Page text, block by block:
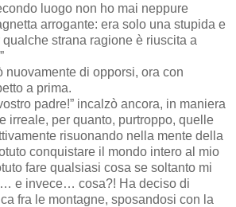
luogo non ho mai neppure
arrogante: era solo una stupida e
strana ragione è riuscita a
di opporsi, ora con
a prima.
padre!” incalzò ancora, in maniera
irreale, per quanto, purtroppo, quelle
risuonando nella mente della
conquistare il mondo intero al mio
fare qualsiasi cosa se soltanto mi
e invece… cosa?! Ha deciso di
fra le montagne, sposandosi con la